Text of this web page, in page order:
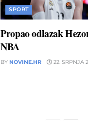
SPORT
Propao odlazak
NBA
BY NOVINE.HR 22. SRPNJA